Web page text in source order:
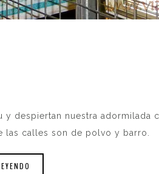
despiertan nuestra adormilada
las calles son de polvo y barro.